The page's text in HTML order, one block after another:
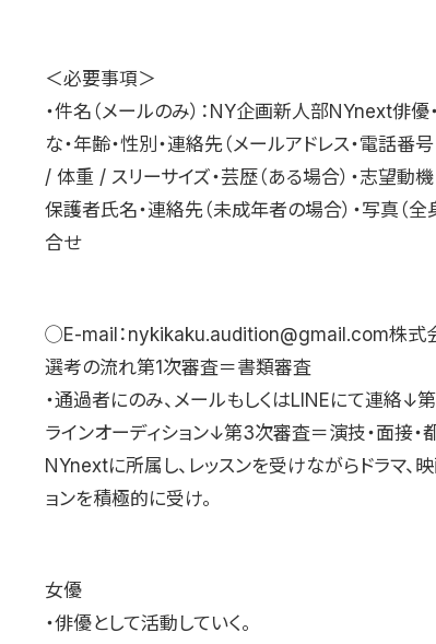
＜必要事項＞
・件名（メールのみ）：NY企画新人部NYnext俳優
な・年齢・性別・連絡先（メールアドレス・電話番
/ 体重 / スリーサイズ・芸歴（ある場合）・志望動機
保護者氏名・連絡先（未成年者の場合）・写真（
合せ
◯E-mail：nykikaku.audition@gmail.com株式
選考の流れ第1次審査＝書類審査
・通過者にのみ、メールもしくはLINEにて連絡↓
ラインオーディション↓第3次審査＝演技・面接
NYnextに所属し、レッスンを受けながらドラマ、
ョンを積極的に受け。
女優
・俳優として活動していく。